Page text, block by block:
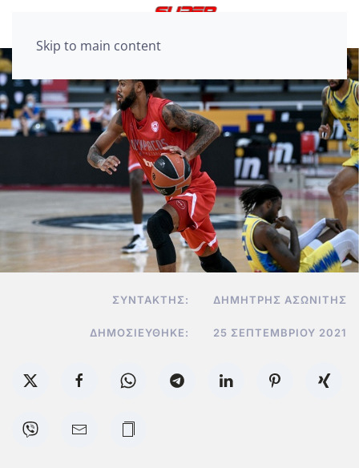
Skip to main content
ΣΥΝΤΆΚΤΗΣ: ΔΗΜΉΤΡΗΣ ΑΣΩΝΊΤΗΣ
ΔΗΜΟΣΙΕΎΘΗΚΕ: 25 ΣΕΠΤΕΜΒΡΊΟΥ 2021